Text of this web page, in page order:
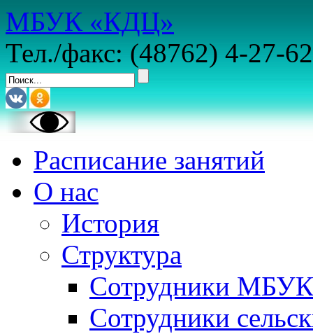
МБУК «КДЦ»
Тел./факс: (48762) 4-27-62
Расписание занятий
О нас
История
Структура
Сотрудники
Сотрудники